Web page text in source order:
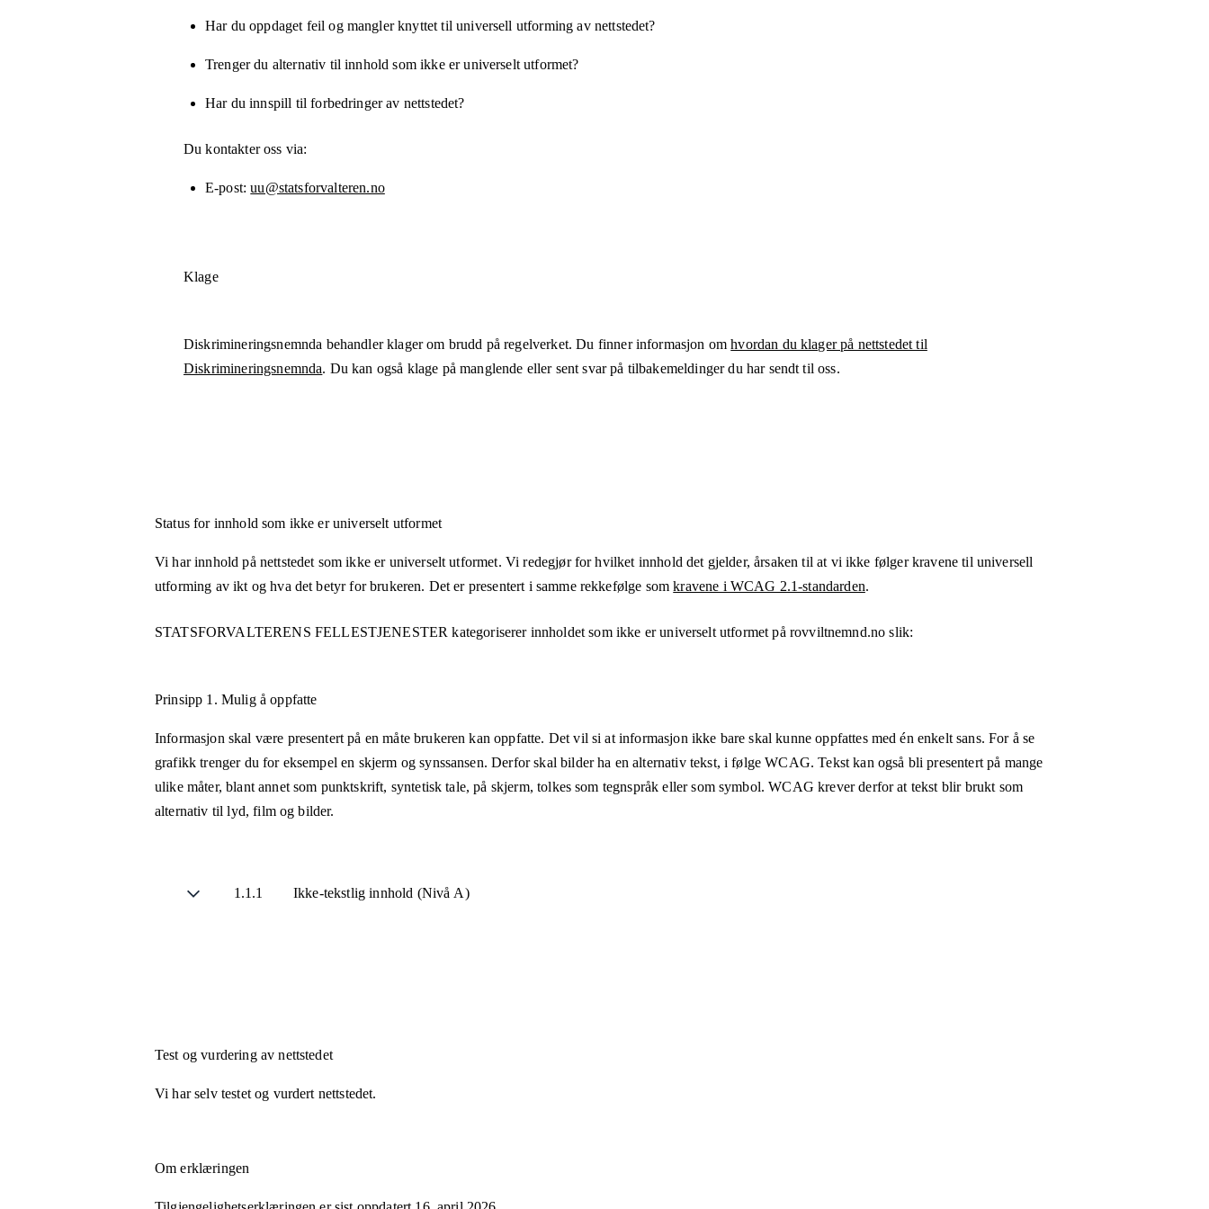
Har du oppdaget feil og mangler knyttet til universell utforming av nettstedet?
Trenger du alternativ til innhold som ikke er universelt utformet?
Har du innspill til forbedringer av nettstedet?
Du kontakter oss via:
E-post uu@statsforvalteren.no
Klage
Diskrimineringsnemnda behandler klager om brudd på regelverket. Du finner informasjon omhvordan du klager på nettstedet til
Diskrimineringsnemnda. Du kan også klage på manglende eller sent svar på tilbakemeldinger du har sendt til oss.
Status for innhold som ikke er universelt utformet
Vi har innhold på nettstedet som ikke er universelt utformet. Vi redegjør for hvilket innhold det gjelder, årsaken til at vi ikke følger kravene til universell
utforming av ikt og hva det betyr for brukeren. Det er presentert i samme rekkefølge somkravene i WCAG 2.1-standarden.
STATSFORVALTERENS FELLESTJENESTER kategoriserer innholdet som ikke er universelt utformet på rovviltnemnd.no slik:
Prinsipp 1. Mulig å oppfatte
Informasjon skal være presentert på en måte brukeren kan oppfatte. Det vil si at informasjon ikke bare skal kunne oppfattes med én enkelt sans. For å se
grafikk trenger du for eksempel en skjerm og synssansen. Derfor skal bilder ha en alternativ tekst, i følge WCAG. Tekst kan også bli presentert på mange
ulike måter, blant annet som punktskrift, syntetisk tale, på skjerm, tolkes som tegnspråk eller som symbol. WCAG krever derfor at tekst blir brukt som
alternativ til lyd, film og bilder.
1.1.1 Ikke-tekstlig innhold (Nivå A)
Test og vurdering av nettstedet
Vi har selv testet og vurdert nettstedet.
Om erklæringen